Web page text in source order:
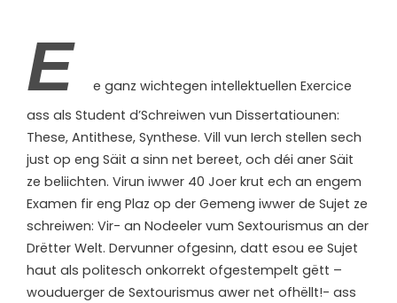
E
e ganz wichtegen intellektuellen Exercice
ass als Student d’Schreiwen vun Dissertatiounen:
These, Antithese, Synthese. Vill vun Ierch stellen sech
just op eng Säit a sinn net bereet, och déi aner Säit
ze beliichten. Virun iwwer 40 Joer krut ech an engem
Examen fir eng Plaz op der Gemeng iwwer de Sujet ze
schreiwen: Vir- an Nodeeler vum Sextourismus an der
Drëtter Welt. Dervunner ofgesinn, datt esou ee Sujet
haut als politesch onkorrekt ofgestempelt gëtt –
wouduerger de Sextourismus awer net ofhëllt!- ass